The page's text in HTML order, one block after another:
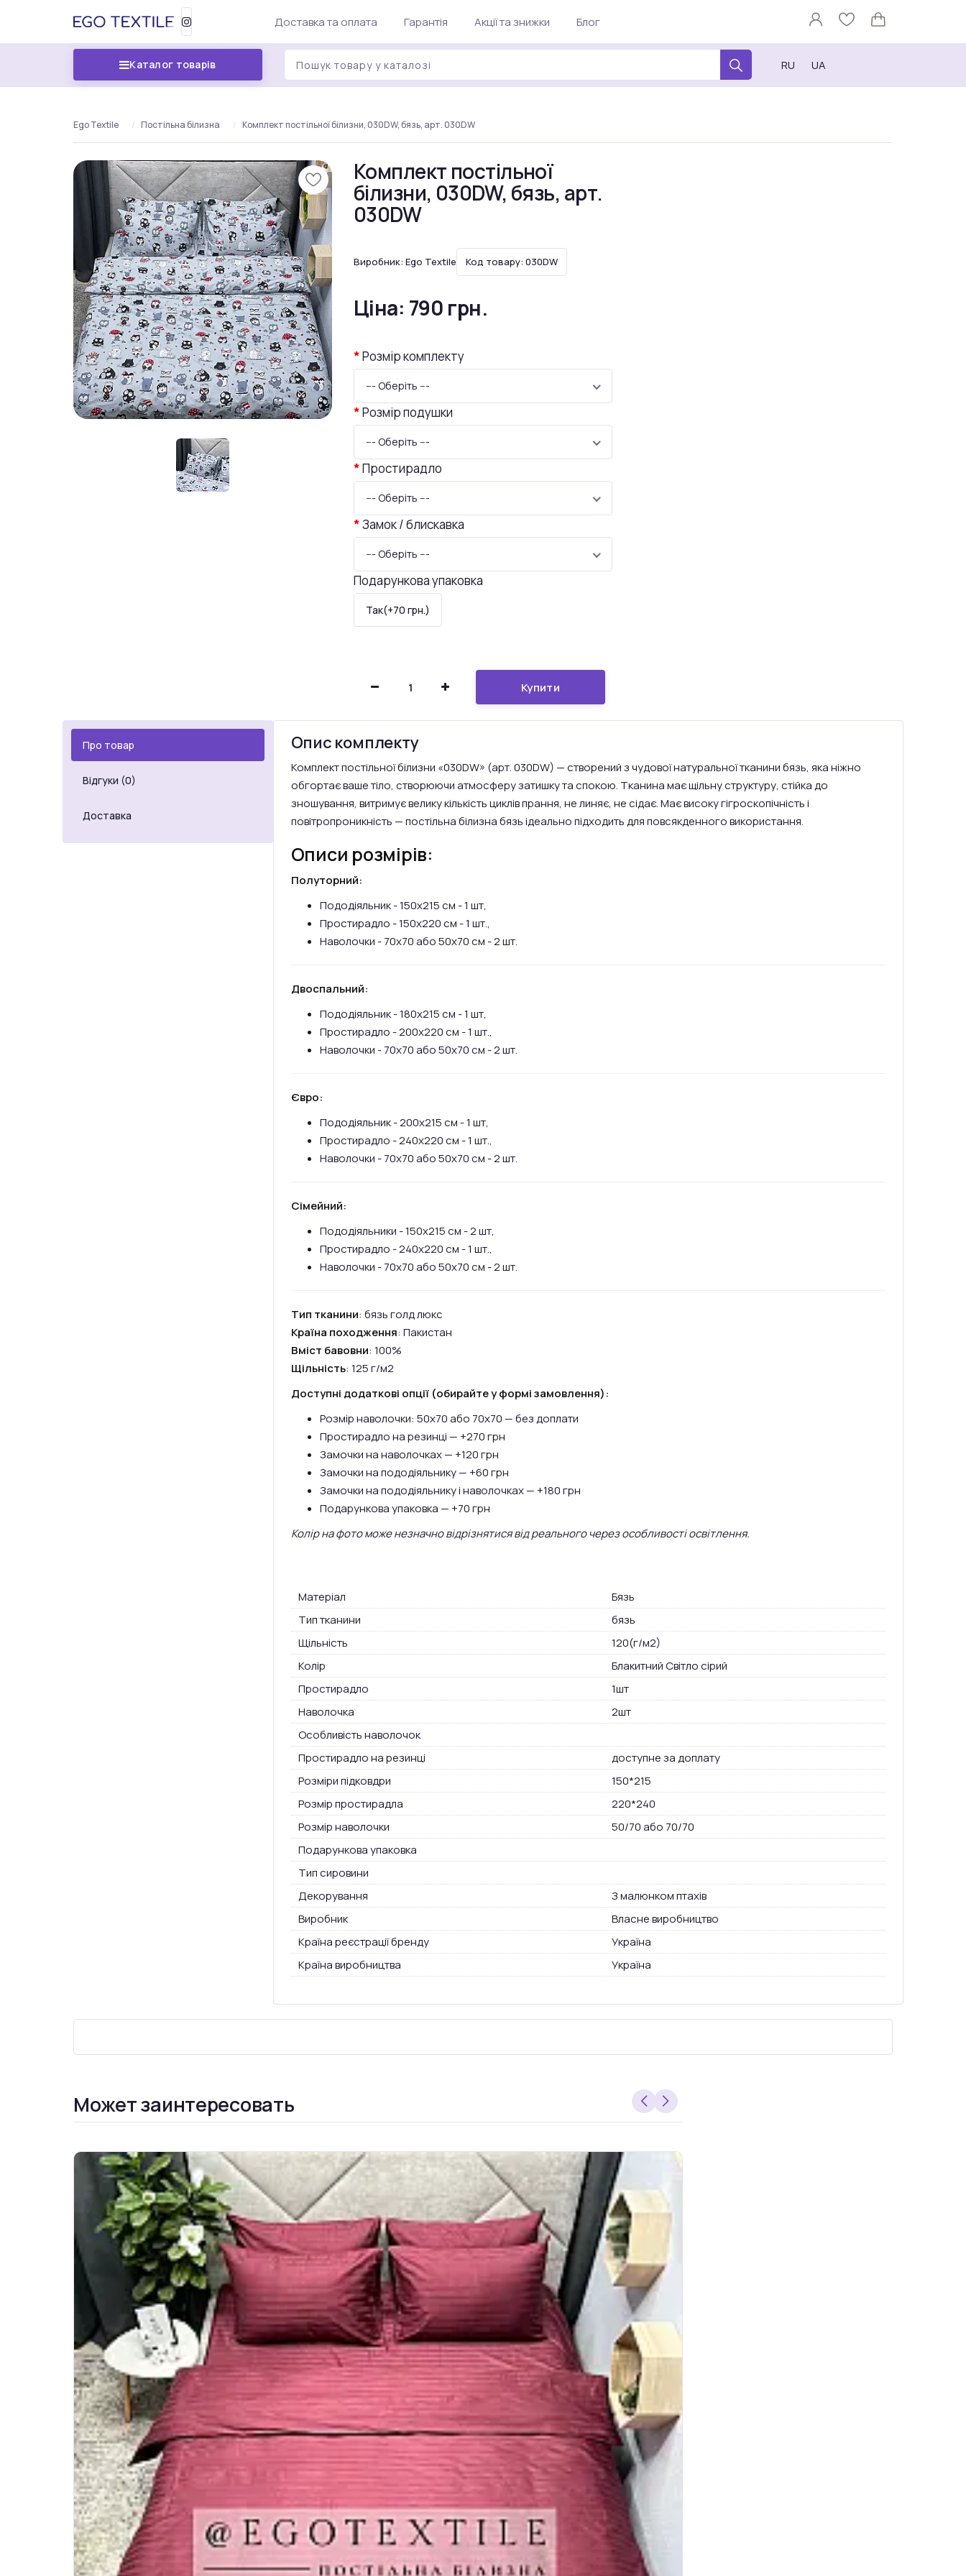
Доставка та оплата Гарантія Акції та знижки Блог
Каталог товарів RU UA
Ego Textile Постільна білизна Комплект постільної білизни, 030DW, бязь, арт. 030DW
Комплект постільної
білизни, 030DW, бязь, арт.
030DW
Виробник: Ego Textile Код товару: 030DW
Ціна: 790 грн.
Розмір комплекту
--- Оберіть ---
Розмір подушки
--- Оберіть ---
Простирадло
--- Оберіть ---
Замок / блискавка
--- Оберіть ---
Подарункова упаковка
Так(+70 грн.)
Купити
Про товар
Відгуки (0)
Доставка
Опис комплекту
Комплект постільної білизни «030DW» (арт. 030DW) — створений з чудової натуральної тканини бязь, яка ніжно
обгортає ваше тіло, створюючи атмосферу затишку та спокою. Тканина має щільну структуру, стійка до
зношування, витримує велику кількість циклів прання, не линяє, не сідає. Має високу гігроскопічність і
повітропроникність — постільна білизна бязь ідеально підходить для повсякденного використання.
Описи розмірів:
Полуторний:
Пододіяльник - 150х215 см - 1 шт,
Простирадло - 150х220 см - 1 шт.,
Наволочки - 70х70 або 50х70 см - 2 шт.
Двоспальний:
Пододіяльник - 180х215 см - 1 шт,
Простирадло - 200х220 см - 1 шт.,
Наволочки - 70х70 або 50х70 см - 2 шт.
Євро:
Пододіяльник - 200х215 см - 1 шт,
Простирадло - 240х220 см - 1 шт.,
Наволочки - 70х70 або 50х70 см - 2 шт.
Сімейний:
Пододіяльники - 150х215 см - 2 шт,
Простирадло - 240х220 см - 1 шт.,
Наволочки - 70х70 або 50х70 см - 2 шт.
Тип тканини: бязь голд люкс
Країна походження: Пакистан
Вміст бавовни: 100%
Щільність: 125 г/м2
Доступні додаткові опції (обирайте у формі замовлення):
Розмір наволочки: 50х70 або 70х70 — без доплати
Простирадло на резинці — +270 грн
Замочки на наволочках — +120 грн
Замочки на пододіяльнику — +60 грн
Замочки на пододіяльнику і наволочках — +180 грн
Подарункова упаковка — +70 грн
Колір на фото може незначно відрізнятися від реального через особливості освітлення.
Матеріал
Бязь
Тип тканини
бязь
Щільність
120(г/м2)
Колір
Блакитний Світло сірий
Простирадло
1шт
Наволочка
2шт
Особливість наволочок
Простирадло на резинці
доступне за доплату
Розміри підковдри
150*215
Розмір простирадла
220*240
Розмір наволочки
50/70 або 70/70
Подарункова упаковка
Тип сировини
Декорування
З малюнком птахів
Виробник
Власне виробництво
Країна реєстрації бренду
Україна
Країна виробництва
Україна
Может заинтересовать